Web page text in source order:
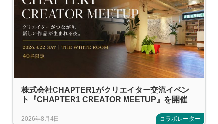
株式会社CHAPTER1がクリエイター交流イベン
ト『CHAPTER1 CREATOR MEETUP』を開催
2026年8月4日 コラボレーター